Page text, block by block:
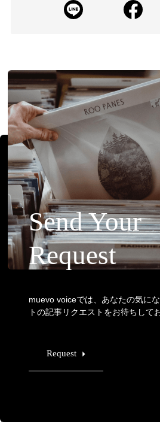
Send Your
Request
muevo voiceでは、あなたの気に
トの記事リクエストをお待ちして
Request